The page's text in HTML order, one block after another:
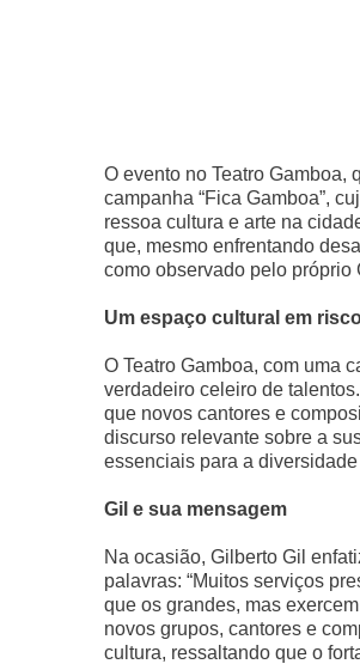
O evento no Teatro Gamboa,
campanha “Fica Gamboa”,
ressoa cultura e arte na
que, mesmo enfrentando
como observado pelo próprio
Um espaço cultural em
O Teatro Gamboa, com uma
verdadeiro celeiro de
que novos cantores e
discurso relevante sobre a
essenciais para a
Gil e sua mensagem
Na ocasião, Gilberto Gil
palavras: “Muitos serviços
que os grandes, mas
novos grupos, cantores e
cultura, ressaltando que o